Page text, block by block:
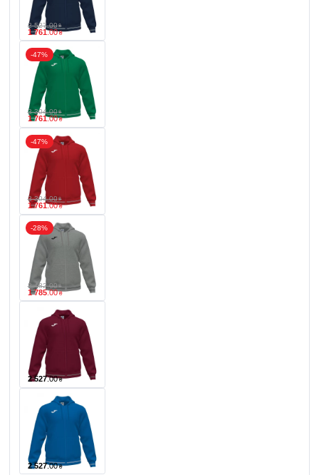
2 527.00 ₴
1 761.00 ₴
-47%
3 304.00 ₴
1 761.00 ₴
-47%
3 304.00 ₴
1 761.00 ₴
-28%
2 482.00 ₴
1 785.00 ₴
2 527.00 ₴
2 527.00 ₴